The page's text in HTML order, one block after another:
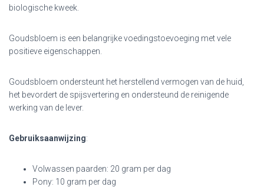
biologische kweek.
Goudsbloem is een belangrijke voedingstoevoeging met vele
positieve eigenschappen.
Goudsbloem ondersteunt het herstellend vermogen van de huid,
het bevordert de spijsvertering en ondersteund de reinigende
werking van de lever.
Gebruiksaanwijzing:
Volwassen paarden: 20 gram per dag
Pony: 10 gram per dag